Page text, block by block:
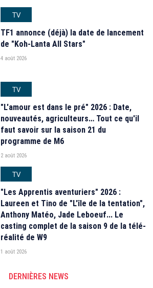
TV
TF1 annonce (déjà) la date de lancement
de "Koh-Lanta All Stars"
4 août 2026
TV
"L'amour est dans le pré" 2026 : Date,
nouveautés, agriculteurs… Tout ce qu'il
faut savoir sur la saison 21 du
programme de M6
2 août 2026
TV
"Les Apprentis aventuriers" 2026 :
Laureen et Tino de "L'île de la tentation",
Anthony Matéo, Jade Leboeuf... Le
casting complet de la saison 9 de la télé-
réalité de W9
1 août 2026
DERNIÈRES NEWS